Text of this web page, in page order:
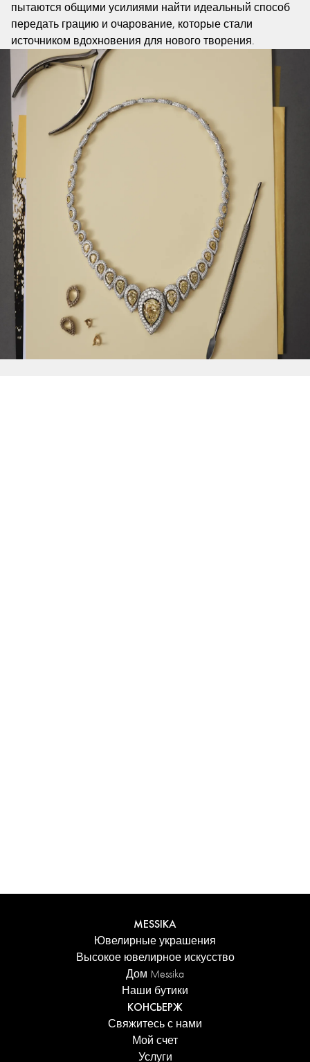
пытаются общими усилиями найти идеальный способ
передать грацию и очарование, которые стали
источником вдохновения для нового творения.
ПОДРОБНЕЕ
MESSIKA
Ювелирные украшения
Высокое ювелирное искусство
Дом Messika
Наши бутики
КОНСЬЕРЖ
Свяжитесь с нами
Мой счет
Услуги